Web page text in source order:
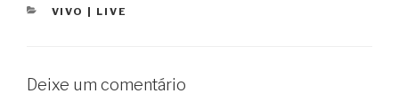
CATEGORIAS
VIVO | LIVE
Deixe um comentário